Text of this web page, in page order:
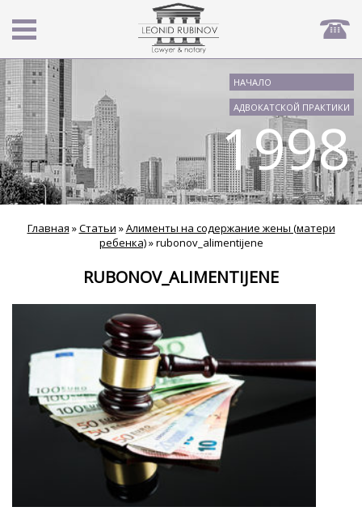
1998
НАЧАЛО
АДВОКАТСКОЙ ПРАКТИКИ
Главная »Статьи »Алименты на содержание жены (матери
ребенка)»rubonov_alimentijene
RUBONOV_ALIMENTIJENE